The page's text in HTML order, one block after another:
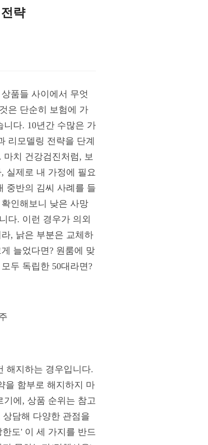
략
품들 사이에서 무엇
은 단순히 보험에 가
다. 10년간 수많은 가
리모델링 전략을 단계
치 건강검진처럼, 보
실제로 내 가정에 필요
중반의 김씨 사례를 들
인해보니 낮은 사망
다. 이런 경우가 의외
, 낡은 부분은 교체하
늘었다면? 원룸에 맞
두 독립한 50대라면?
해지하는 경우입니다.
을 함부로 해지하지 마
에, 상품 순위는 참고
담해 다양한 관점을
도' 이 세 가지를 반드